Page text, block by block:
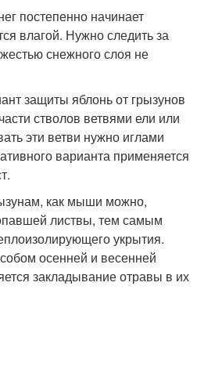
постепенно начинает
влагой. Нужно следить за
снежного слоя не
защиты яблонь от грызунов
стволов ветвями ели или
эти ветви нужно иглами
варианта применяется
как мыши можно,
листвы, тем самым
укрытия.
осенней и весенней
закладывание отравы в их